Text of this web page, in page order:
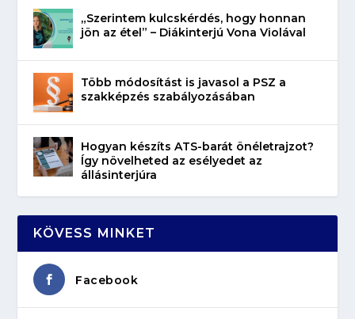
„Szerintem kulcskérdés, hogy honnan
jön az étel” – Diákinterjú Vona Violával
Több módosítást is javasol a PSZ a
szakképzés szabályozásában
Hogyan készíts ATS-barát önéletrajzot?
Így növelheted az esélyedet az
állásinterjúra
KÖVESS MINKET
Facebook